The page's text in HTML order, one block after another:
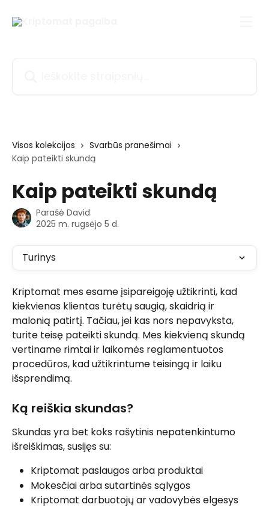
Visos kolekcijos
Svarbūs pranešimai
Kaip pateikti skundą
Kaip pateikti skundą
Parašė David
2025 m. rugsėjo 5 d.
Turinys
Kriptomat mes esame įsipareigoję užtikrinti, kad
kiekvienas klientas turėtų saugią, skaidrią ir
malonią patirtį. Tačiau, jei kas nors nepavyksta,
turite teisę pateikti skundą. Mes kiekvieną skundą
vertiname rimtai ir laikomės reglamentuotos
procedūros, kad užtikrintume teisingą ir laiku
išsprendimą.
Ką reiškia skundas?
Skundas yra bet koks rašytinis nepatenkintumo
išreiškimas, susijęs su:
Kriptomat paslaugos arba produktai
Mokesčiai arba sutartinės sąlygos
Kriptomat darbuotojų ar vadovybės elgesys